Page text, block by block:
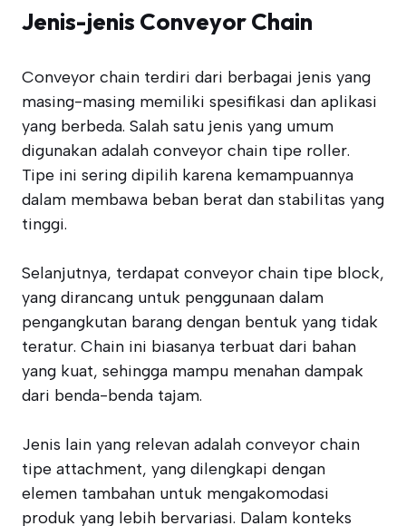
Jenis-jenis Conveyor Chain
Conveyor chain terdiri dari berbagai jenis yang
masing-masing memiliki spesifikasi dan aplikasi
yang berbeda. Salah satu jenis yang umum
digunakan adalah conveyor chain tipe roller.
Tipe ini sering dipilih karena kemampuannya
dalam membawa beban berat dan stabilitas yang
tinggi.
Selanjutnya, terdapat conveyor chain tipe block,
yang dirancang untuk penggunaan dalam
pengangkutan barang dengan bentuk yang tidak
teratur. Chain ini biasanya terbuat dari bahan
yang kuat, sehingga mampu menahan dampak
dari benda-benda tajam.
Jenis lain yang relevan adalah conveyor chain
tipe attachment, yang dilengkapi dengan
elemen tambahan untuk mengakomodasi
produk yang lebih bervariasi. Dalam konteks